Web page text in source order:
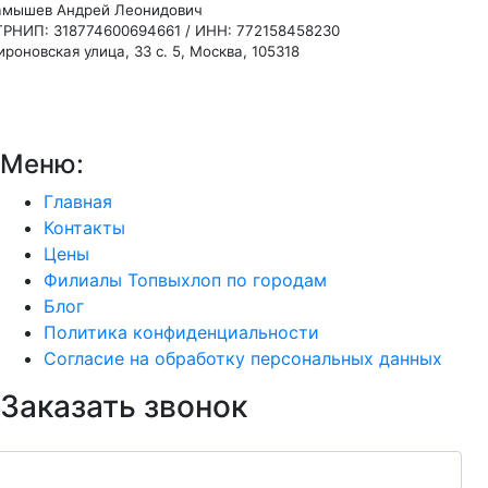
Андрей Леонидович
318774600694661 / ИНН: 772158458230
улица, 33 с. 5, Москва, 105318
Меню:
Главная
Контакты
Цены
Филиалы Топвыхлоп по городам
Блог
Политика конфиденциальности
Согласие на обработку персональных данных
Заказать звонок